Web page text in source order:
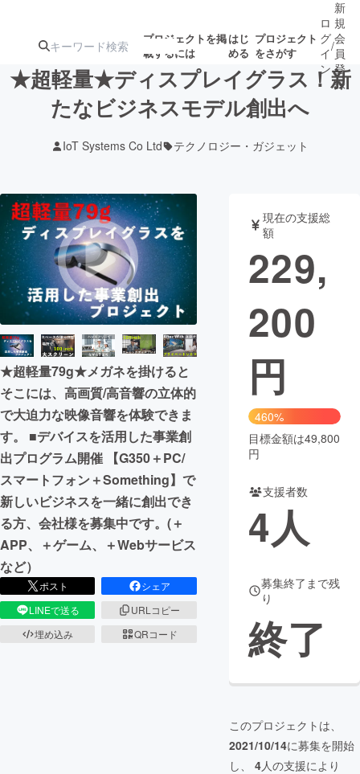
プロジェクトを掲
載するには
はじ
める
プロジェクト
をさがす
ターン
ジェクト
ロジェクト
されます
アート・写真 音楽
テクノロジー・ガジェット ゲーム・サ
映像・映画
ビジネス・起業
まちづくり・地域活性化
CAMPFIRE for Social Good
CAMPFIRE Creation
CAMPFIREふるさと納税
コミュニティ
ロ
グ
イ
ン
/
新
規
会
員
登
録
★超軽量★ディスプレイグラス！新
たなビジネスモデル創出へ
IoT Systems Co Ltd テクノロジー・ガジェット
★超軽量79g★メガネを掛けると
そこには、高画質/高音響の立体的
で大迫力な映像音響を体験できま
す。 ■デバイスを活用した事業創
出プログラム開催 【G350＋PC/
スマートフォン＋Something】で
新しいビジネスを一緒に創出でき
る方、会社様を募集中です。(＋
APP、＋ゲーム、＋Webサービス
など）
ポスト
シェア
LINEで送る
URLコピー
埋め込み
QRコード
現在の支援総
額
229,
200
円
460%
目標金額は49,800
円
支援者数
4人
募集終了まで残
り
終了
このプロジェクトは、
2021/10/14に募集を開始
し、 4人の支援により